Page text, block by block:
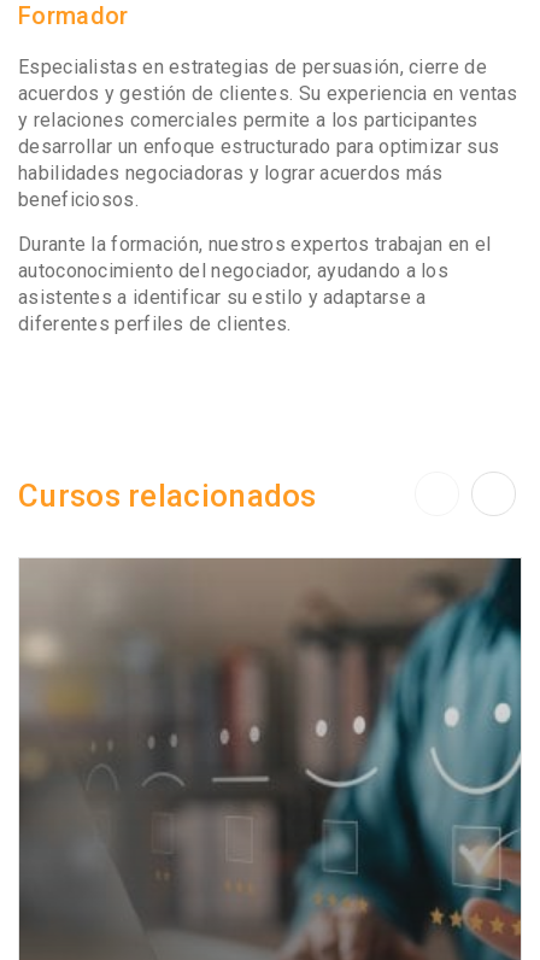
Formador
Especialistas en estrategias de persuasión, cierre de
acuerdos y gestión de clientes. Su experiencia en ventas
y relaciones comerciales permite a los participantes
desarrollar un enfoque estructurado para optimizar sus
habilidades negociadoras y lograr acuerdos más
beneficiosos.
Durante la formación, nuestros expertos trabajan en el
autoconocimiento del negociador, ayudando a los
asistentes a identificar su estilo y adaptarse a
diferentes perfiles de clientes.
Cursos relacionados